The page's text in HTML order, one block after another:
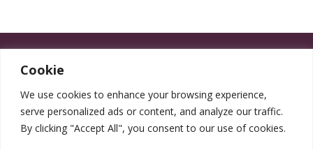
Cookie
We use cookies to enhance your browsing experience,
serve personalized ads or content, and analyze our traffic.
By clicking "Accept All", you consent to our use of cookies.